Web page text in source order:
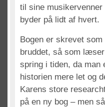
til sine
byder på lidt af hvert.
Bogen er skrevet
bruddet, så som
spring i tiden, da man
historien mere let og
Karens store
på en ny bog – men